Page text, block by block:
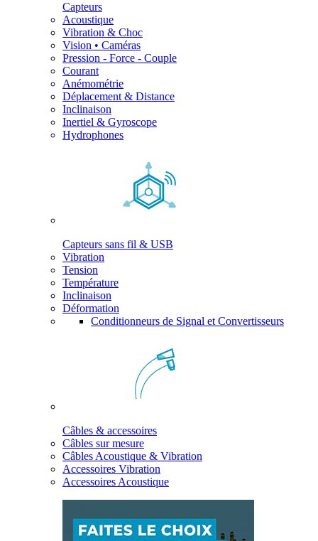
Capteurs
Acoustique
Vibration & Choc
Vision • Caméras
Pression - Force - Couple
Courant
Anémométrie
Déplacement & Distance
Inclinaison
Inertiel & Gyroscope
Hydrophones
Capteurs sans fil & USB
Vibration
Tension
Température
Inclinaison
Déformation
Conditionneurs de Signal et Convertisseurs
Câbles & accessoires
Câbles sur mesure
Câbles Acoustique & Vibration
Accessoires Vibration
Accessoires Acoustique